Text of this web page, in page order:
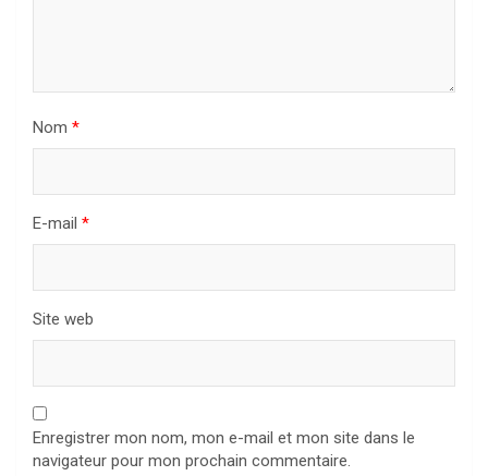
Nom *
E-mail *
Site web
Enregistrer mon nom, mon e-mail et mon site dans le
navigateur pour mon prochain commentaire.